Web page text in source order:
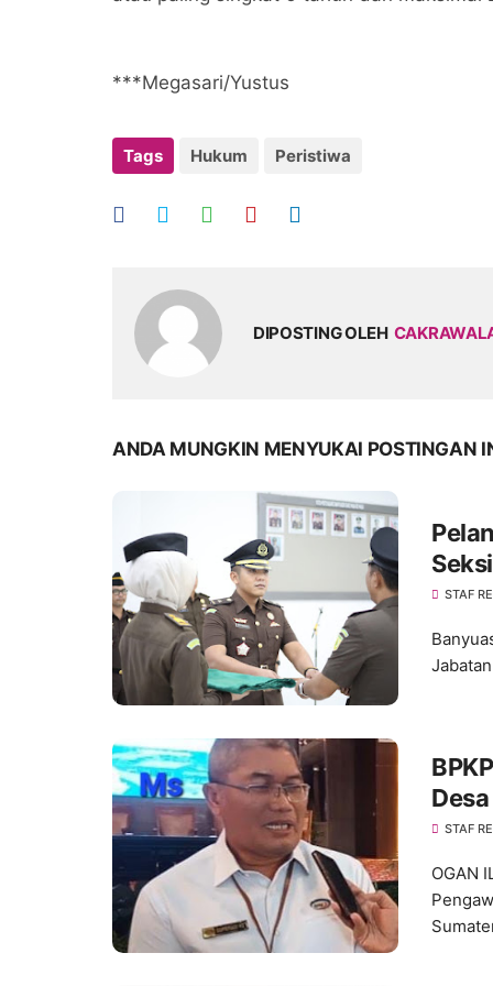
***Megasari/Yustus
Tags Hukum Peristiwa
DIPOSTING OLEH
ANDA MUNGKIN MENYUKAI POSTINGAN
STAF
STAF
OGAN